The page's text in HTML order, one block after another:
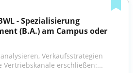
- Spezialisierung
(B.A.) am Campus oder
Verkaufsstrategien
Vertriebskanäle erschließen:...